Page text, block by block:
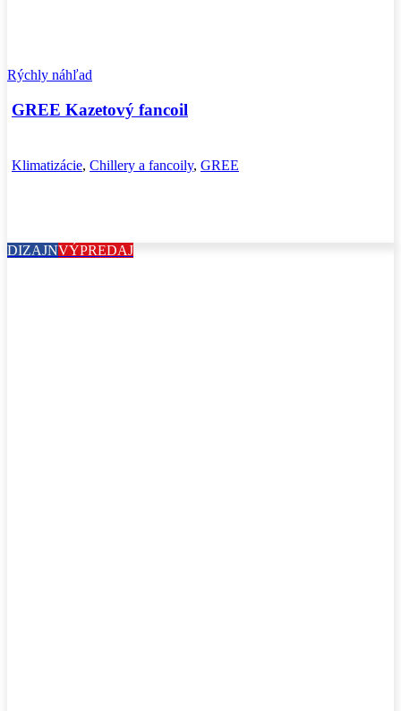
Rýchly náhľad
GREE Kazetový fancoil
Klimatizácie, Chillery a fancoily, GREE
DIZAJNVÝPREDAJ